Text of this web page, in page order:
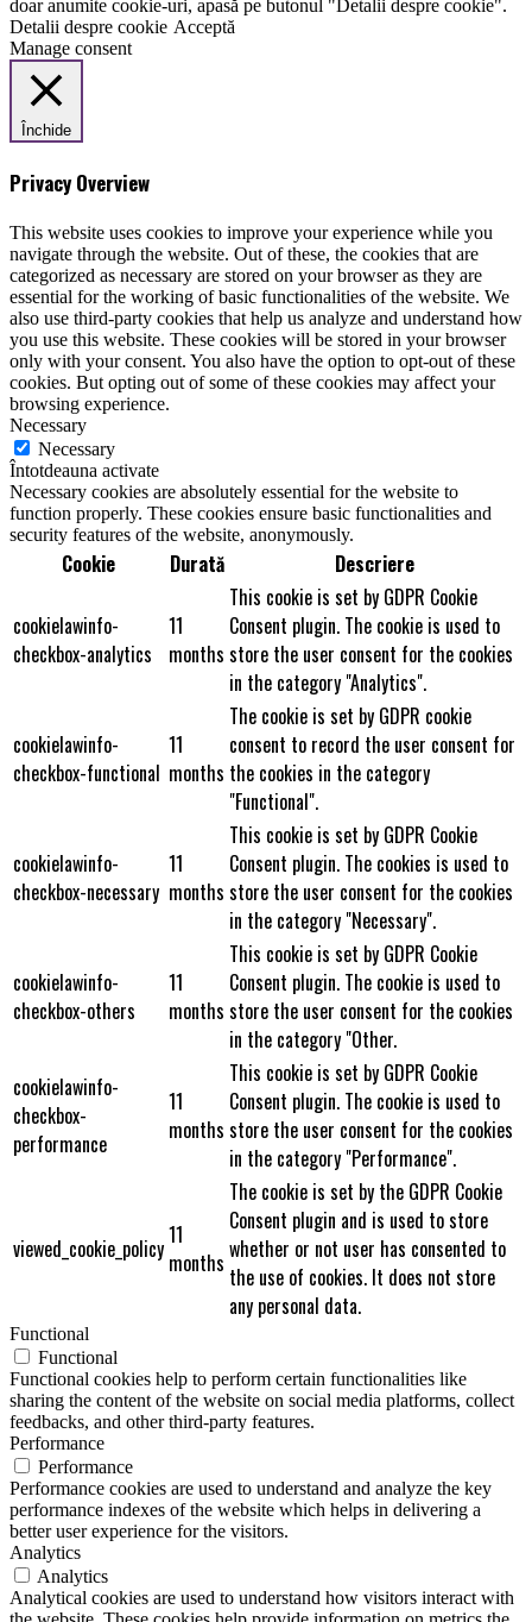
doar anumite cookie-uri, apasă pe butonul "Detalii despre cookie".
Detalii despre cookie Acceptă
Manage consent
Închide
Privacy Overview
This website uses cookies to improve your experience while you
navigate through the website. Out of these, the cookies that are
categorized as necessary are stored on your browser as they are
essential for the working of basic functionalities of the website. We
also use third-party cookies that help us analyze and understand how
you use this website. These cookies will be stored in your browser
only with your consent. You also have the option to opt-out of these
cookies. But opting out of some of these cookies may affect your
browsing experience.
Necessary
Necessary
Întotdeauna activate
Necessary cookies are absolutely essential for the website to
function properly. These cookies ensure basic functionalities and
security features of the website, anonymously.
Cookie Durată Descriere
cookielawinfo-
checkbox-analytics
11
months
This cookie is set by GDPR Cookie
Consent plugin. The cookie is used to
store the user consent for the cookies
in the category "Analytics".
cookielawinfo-
checkbox-functional
11
months
The cookie is set by GDPR cookie
consent to record the user consent for
the cookies in the category
"Functional".
cookielawinfo-
checkbox-necessary
11
months
This cookie is set by GDPR Cookie
Consent plugin. The cookies is used to
store the user consent for the cookies
in the category "Necessary".
cookielawinfo-
checkbox-others
11
months
This cookie is set by GDPR Cookie
Consent plugin. The cookie is used to
store the user consent for the cookies
in the category "Other.
cookielawinfo-
checkbox-
performance
11
months
This cookie is set by GDPR Cookie
Consent plugin. The cookie is used to
store the user consent for the cookies
in the category "Performance".
viewed_cookie_policy11
months
The cookie is set by the GDPR Cookie
Consent plugin and is used to store
whether or not user has consented to
the use of cookies. It does not store
any personal data.
Functional
Functional
Functional cookies help to perform certain functionalities like
sharing the content of the website on social media platforms, collect
feedbacks, and other third-party features.
Performance
Performance
Performance cookies are used to understand and analyze the key
performance indexes of the website which helps in delivering a
better user experience for the visitors.
Analytics
Analytics
Analytical cookies are used to understand how visitors interact with